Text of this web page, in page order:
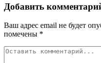
Добавить
Ваш адрес email не будет
помечены *